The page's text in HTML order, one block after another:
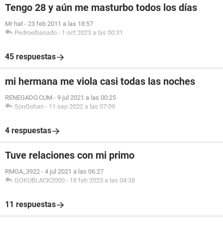
Tengo 28 y aún me masturbo todos los días
Mr hat - 23 feb 2011 a las 18:57
Pedroelbasado - 1 oct 2023 a las 00:31
45 respuestas
mi hermana me viola casi todas las noches
RENEGADO.CUM - 9 jul 2021 a las 00:25
SonGohan - 11 sep 2022 a las 07:09
4 respuestas
Tuve relaciones con mi primo
RMGA_3922 - 4 jul 2021 a las 06:27
GOKUBLACK2000 - 18 feb 2023 a las 04:38
11 respuestas